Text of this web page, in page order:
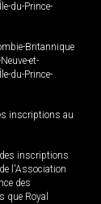
Île-du-Prince-
Britannique
et-
Île-du-Prince-
inscriptions au
inscriptions
l'Association
des
que Royal